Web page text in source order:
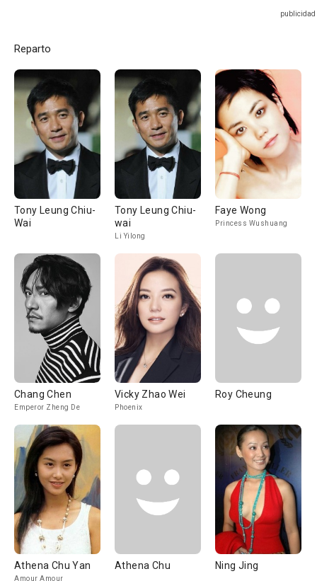
Reparto
Tony Leung Chiu-
Wai
Tony Leung Chiu-
wai
Li Yilong
Faye Wong
Princess Wushuang
Chang Chen
Emperor Zheng De
Vicky Zhao Wei
Phoenix
Roy Cheung
Athena Chu Yan
Amour Amour
Athena Chu Ning Jing